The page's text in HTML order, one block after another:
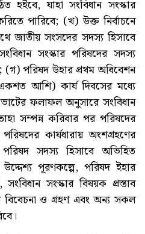
হইবে, যাহা সংবিধান সংস্কার
পারিবে; (খ) উক্ত নির্বাচনে
জাতীয় সংসদের সদস্য হিসাবে
সংস্কার পরিষদের সদস্য
(গ) পরিষদ উহার প্রথম অধিবেশন
আশি) কার্য দিবসের মধ্যে
ফলাফল অনুসারে সংবিধান
সম্পন্ন করিবার পর পরিষদের
কার্যধারায় অংশগ্রহণের
পরিষদ সদস্য হিসাবে অভিহিত
পূরণকল্পে, পরিষদ ইহার
সংস্কার বিষয়ক প্রস্তাব
বিবেচনা ও গ্রহণ এবং অন্য সকল